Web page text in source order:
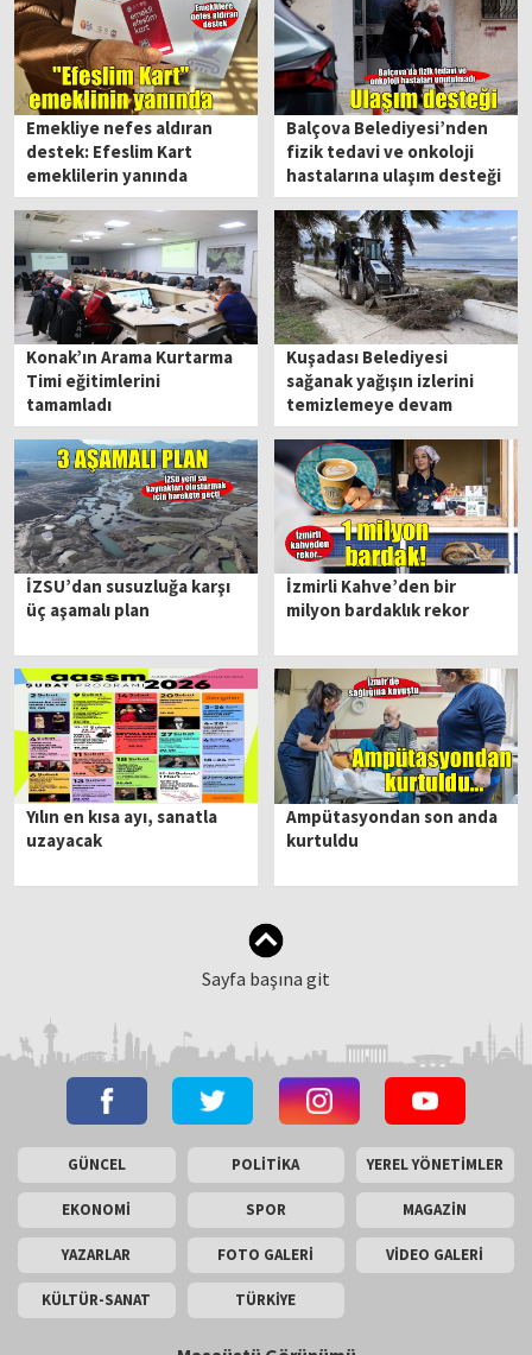
Emekliye nefes aldıran
destek: Efeslim Kart
emeklilerin yanında
Balçova Belediyesi’nden
fizik tedavi ve onkoloji
hastalarına ulaşım desteği
Konak’ın Arama Kurtarma
Timi eğitimlerini
tamamladı
Kuşadası Belediyesi
sağanak yağışın izlerini
temizlemeye devam
ediyor
İZSU’dan susuzluğa karşı
üç aşamalı plan
İzmirli Kahve’den bir
milyon bardaklık rekor
Yılın en kısa ayı, sanatla
uzayacak
Ampütasyondan son anda
kurtuldu
Sayfa başına git
GÜNCEL POLİTİKA YEREL YÖNETİMLER
EKONOMİ SPOR MAGAZİN
YAZARLAR FOTO GALERİ VİDEO GALERİ
KÜLTÜR-SANAT TÜRKİYE